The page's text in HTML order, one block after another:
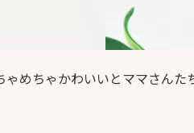
めちゃかわいいとママさんた